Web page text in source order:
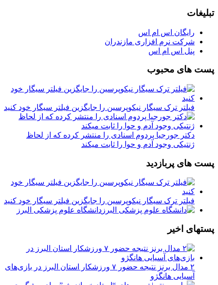
تبلیغات
رایگان اس ام اس
شرکت نرم افزاری مازندران
پنل اس ام اس
پست های محبوب
فیلتر ترک سیگار نیکوپرسین را جایگزین فیلتر سیگار خود کنید
دکتر جورجیا پردوم اسنادی را منتشر کرده که از لحاظ
ژنتیکی وجود آدم و حوا را ثابت میکند
پست های پربازدید
فیلتر ترک سیگار نیکوپرسین را جایگزین فیلتر سیگار خود کنید
دانشگاه علوم پزشکی البرز
پستهای اخیر
۲ مدال برنز نتیجه حضور ۷ ورزشکار استان البرز در بازی‌های
آسیایی هانگژو